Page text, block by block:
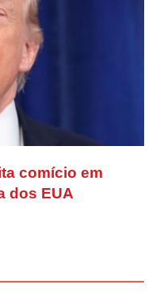
comício em
dos EUA